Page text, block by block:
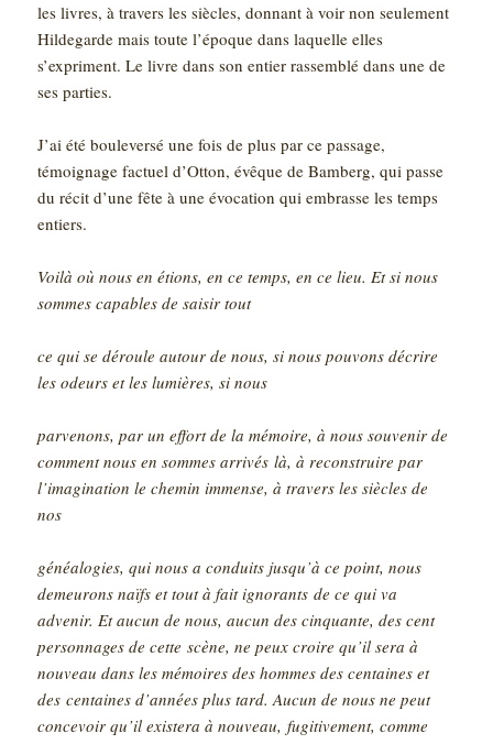
les livres, à travers les siècles, donnant à voir non seulement
Hildegarde mais toute l’époque dans laquelle elles
s’expriment. Le livre dans son entier rassemblé dans une de
ses parties.
J’ai été bouleversé une fois de plus par ce passage,
témoignage factuel d’Otton, évêque de Bamberg, qui passe
du récit d’une fête à une évocation qui embrasse les temps
entiers.
Voilà où nous en étions, en ce temps, en ce lieu. Et si nous
sommes capables de saisir tout
ce qui se déroule autour de nous, si nous pouvons décrire
les odeurs et les lumières, si nous
parvenons, par un effort de la mémoire, à nous souvenir de
comment nous en sommes arrivéslà, à reconstruire par
l’imagination le chemin immense, à travers les siècles de
nos
généalogies, qui nous a conduits jusqu’à ce point, nous
demeurons naïfs et tout à fait ignorantsde ce qui va
advenir. Et aucun de nous, aucun des cinquante, des cent
personnages de cettescène, ne peux croire qu’il sera à
nouveau dans les mémoires des hommes des centaines et
descentaines d’années plus tard. Aucun de nous ne peut
concevoir qu’il existera à nouveau,fugitivement, comme